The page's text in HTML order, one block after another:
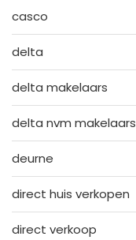
casco
delta
delta makelaars
delta nvm makelaars
deurne
direct huis verkopen
direct verkoop